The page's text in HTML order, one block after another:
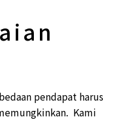
pendapat harus
Kami